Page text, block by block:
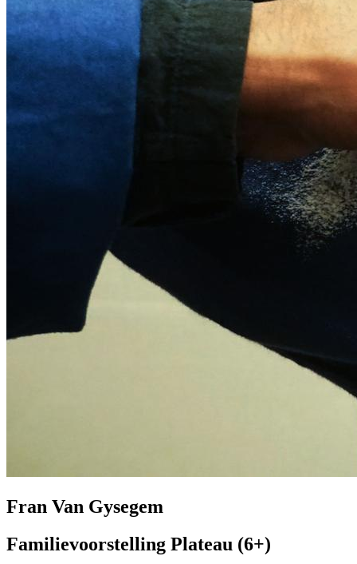
Fran Van Gysegem
Familievoorstelling Plateau (6+)